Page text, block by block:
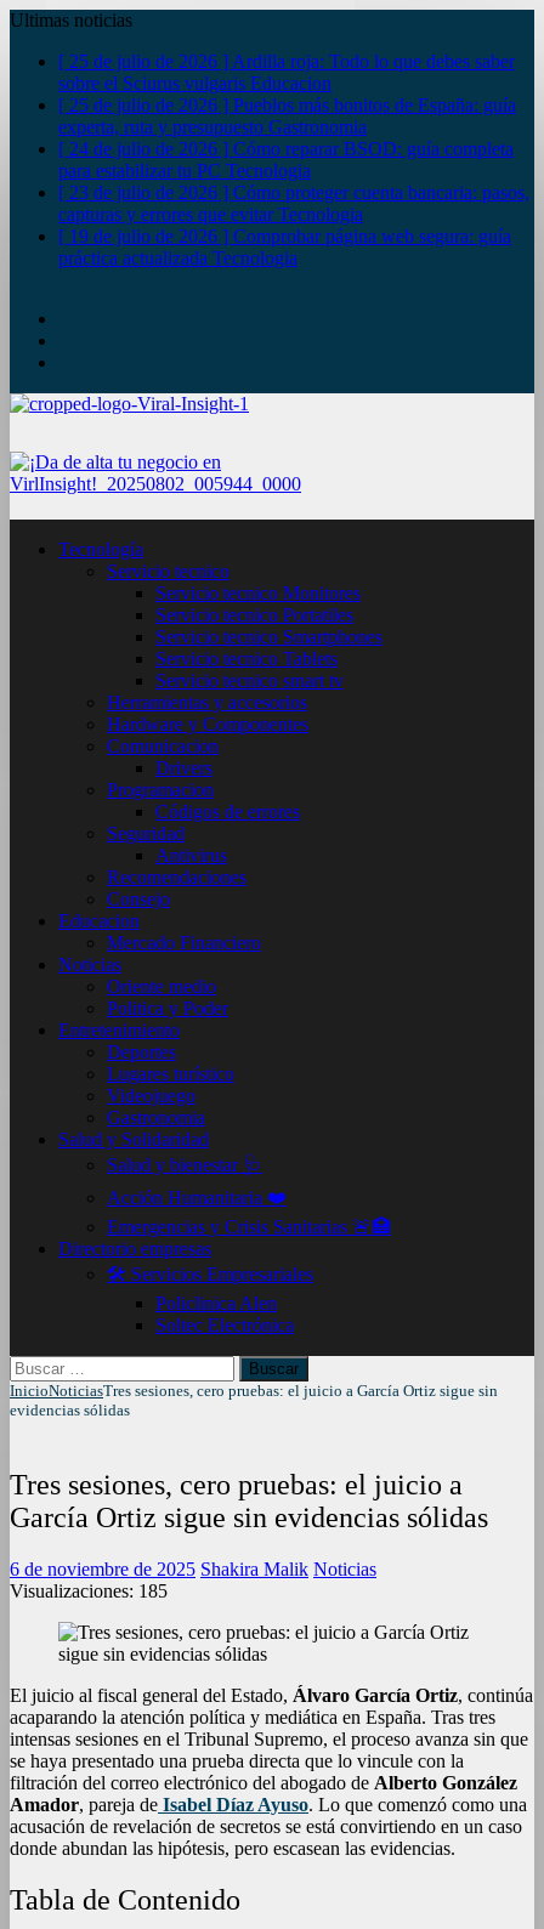
Ultimas noticias
[ 25 de julio de 2026 ] Ardilla roja: Todo lo que debes saber
sobre el Sciurus vulgaris Educacion
[ 25 de julio de 2026 ] Pueblos más bonitos de España: guía
experta, ruta y presupuesto Gastronomia
[ 24 de julio de 2026 ] Cómo reparar BSOD: guía completa
para estabilizar tu PC Tecnologia
[ 23 de julio de 2026 ] Cómo proteger cuenta bancaria: pasos,
capturas y errores que evitarTecnologia
[ 19 de julio de 2026 ] Comprobar página web segura: guía
práctica actualizada Tecnologia
Tecnología
Servicio tecnico
Servicio tecnico Monitores
Servicio tecnico Portatiles
Servicio tecnico Smartphones
Servicio tecnico Tablets
Servicio tecnico smart tv
Herramientas y accesorios
Hardware y Componentes
Comunicacion
Drivers
Programacion
Códigos de errores
Seguridad
Antivirus
Recomendaciones
Consejo
Educacion
Mercado Financiero
Noticias
Oriente medio
Politica y Poder
Entretenimiento
Deportes
Lugares turístico
Videojuego
Gastronomia
Salud y Solidaridad
Salud y bienestar 🩺
Acción Humanitaria ❤️
Emergencias y Crisis Sanitarias 🚨🏥
Directorio empresas
🛠️ Servicios Empresariales
Policlinica Alen
Soltec Electrónica
Buscar:
InicioNoticiasTres sesiones, cero pruebas: el juicio a García Ortiz sigue sin
evidencias sólidas
Tres sesiones, cero pruebas: el juicio a
García Ortiz sigue sin evidencias sólidas
6 de noviembre de 2025 Shakira Malik Noticias
Visualizaciones: 185
El juicio al fiscal general del Estado, Álvaro García Ortiz, continúa
acaparando la atención política y mediática en España. Tras tres
intensas sesiones en el Tribunal Supremo, el proceso avanza sin que
se haya presentado una prueba directa que lo vincule con la
filtración del correo electrónico del abogado de Alberto González
Amador, pareja de Isabel Díaz Ayuso. Lo que comenzó como una
acusación de revelación de secretos se está convirtiendo en un caso
donde abundan las hipótesis, pero escasean las evidencias.
Tabla de Contenido